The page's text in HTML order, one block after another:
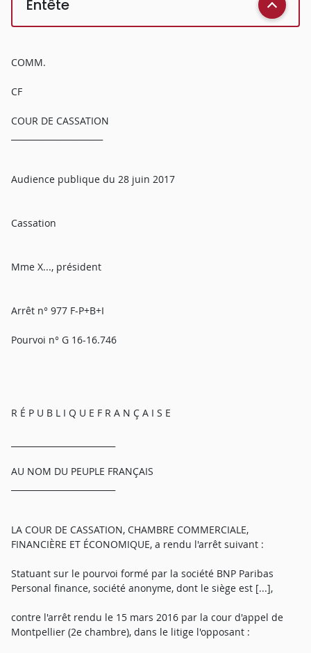
Entête
COMM.
CF
COUR DE CASSATION
Audience publique du 28 juin 2017
Cassation
Mme X..., président
Arrêt n° 977 F-P+B+I
Pourvoi n° G 16-16.746
R É P U B L I Q U E F R A N Ç A I S E
AU NOM DU PEUPLE FRANÇAIS
LA COUR DE CASSATION, CHAMBRE COMMERCIALE,
FINANCIÈRE ET ÉCONOMIQUE, a rendu l'arrêt suivant :
Statuant sur le pourvoi formé par la société BNP Paribas
Personal finance, société anonyme, dont le siège est [...],
contre l'arrêt rendu le 15 mars 2016 par la cour d'appel de
Montpellier (2e chambre), dans le litige l'opposant :